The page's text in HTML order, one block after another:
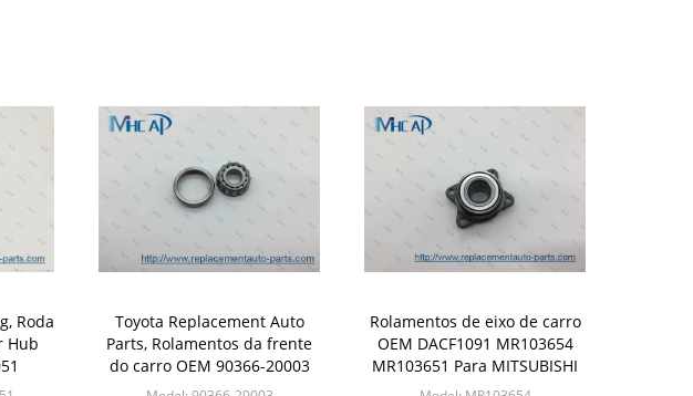
Roda
Hub
Toyota Replacement Auto
Parts, Rolamentos da frente
do carro OEM 90366-20003
Rolamentos de eixo de carro
OEM DACF1091 MR103654
MR103651 Para MITSUBISHI